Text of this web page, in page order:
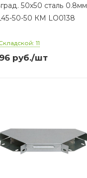
50х50 сталь 0.8мм
50-50 КМ LO0138
11
руб./шт